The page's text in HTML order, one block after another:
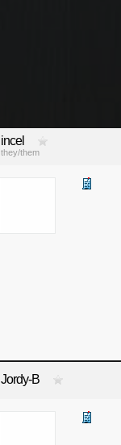
incel
they/them
Jordy-B